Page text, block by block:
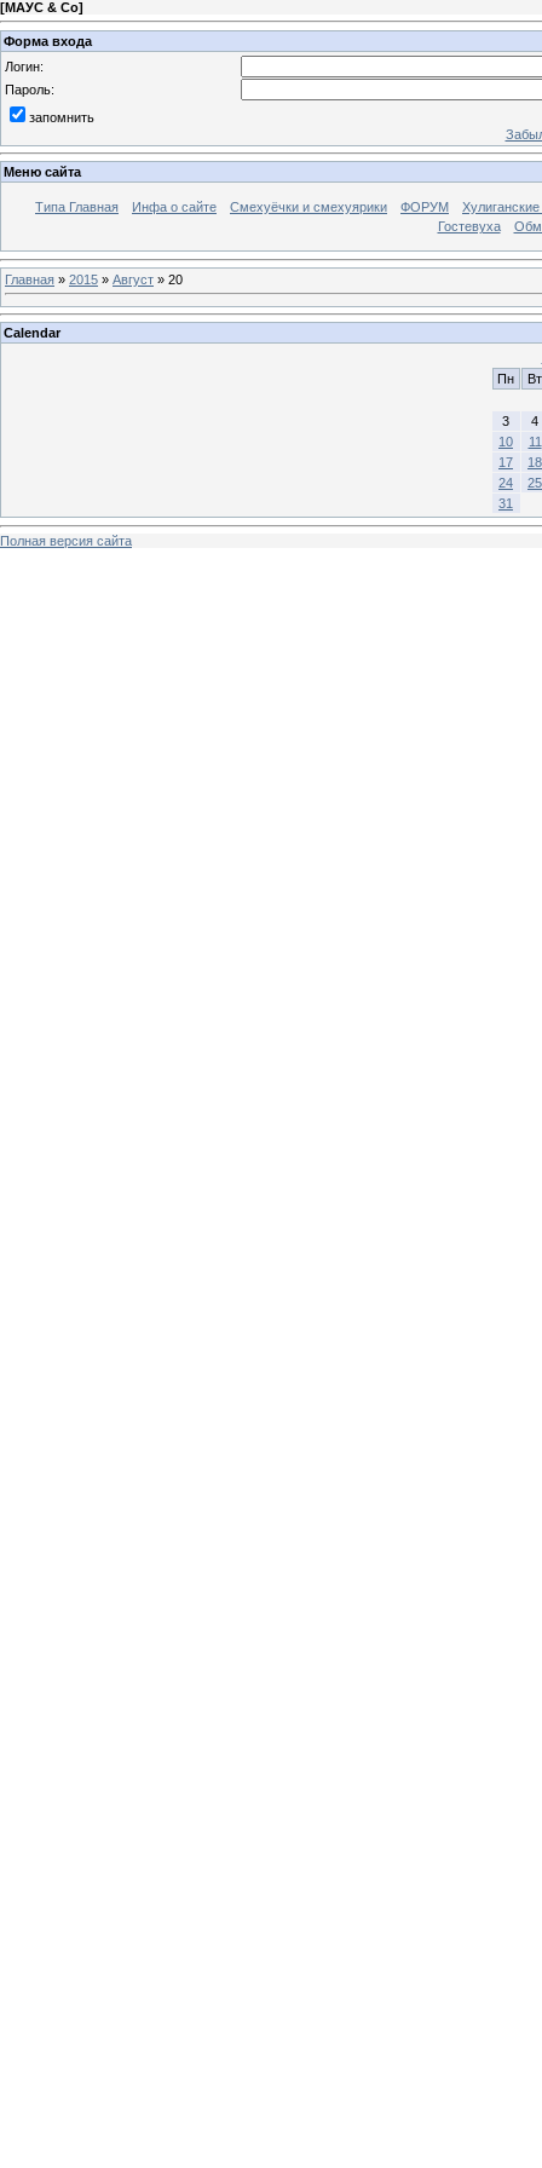
[МАУС & Со]
Форма входа
Логин:
Пароль:
запомнить
Меню сайта
Типа Главная Инфа о сайте Смехуёчки и смехуярики ФОРУМ
Гостевуха
Главная » 2015 » Август » 20
Calendar
Пн
Вт
3
4
10
11
17
18
24
25
31
Полная версия сайта